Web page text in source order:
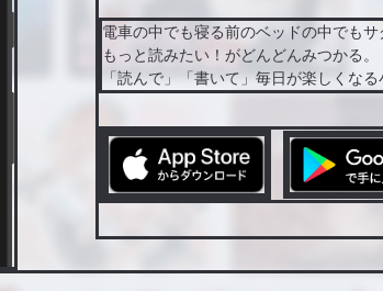
電車の中でも寝る前のベッドの中でもサ
もっと読みたい！がどんどんみつかる。
「読んで」「書いて」毎日が楽しくな